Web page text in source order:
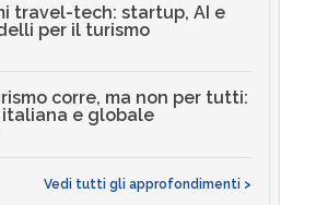
travel-tech: startup, AI e
per il turismo
corre, ma non per tutti:
e globale
Vedi tutti gli approfondimenti >